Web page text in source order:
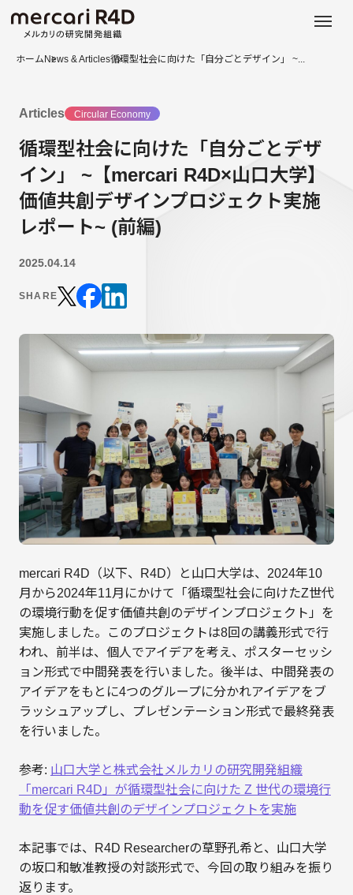
ホーム News & Articles循環型社会に向けた「自分ごとデザイン」 ~...
Articles Circular Economy
循環型社会に向けた「自分ごとデザ
イン」 ~【mercari R4D×山口大学】
価値共創デザインプロジェクト実施
レポート~ (前編)
2025.04.14
SHARE
mercari R4D（以下、R4D）と山口大学は、2024年10
月から2024年11月にかけて「循環型社会に向けたZ世代
の環境行動を促す価値共創のデザインプロジェクト」を
実施しました。このプロジェクトは8回の講義形式で行
われ、前半は、個人でアイデアを考え、ポスターセッシ
ョン形式で中間発表を行いました。後半は、中間発表の
アイデアをもとに4つのグループに分かれアイデアをブ
ラッシュアップし、プレゼンテーション形式で最終発表
を行いました。
参考: 山口大学と株式会社メルカリの研究開発組織
「mercari R4D」が循環型社会に向けた Z 世代の環境行
動を促す価値共創のデザインプロジェクトを実施
本記事では、R4D Researcherの草野孔希と、山口大学
の坂口和敏准教授の対談形式で、今回の取り組みを振り
返ります。